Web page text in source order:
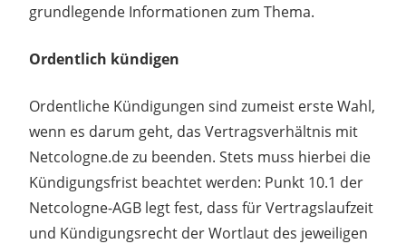
grundlegende Informationen zum Thema.
Ordentlich kündigen
Ordentliche Kündigungen sind zumeist erste Wahl,
wenn es darum geht, das Vertragsverhältnis mit
Netcologne.de zu beenden. Stets muss hierbei die
Kündigungsfrist beachtet werden: Punkt 10.1 der
Netcologne-AGB legt fest, dass für Vertragslaufzeit
und Kündigungsrecht der Wortlaut des jeweiligen